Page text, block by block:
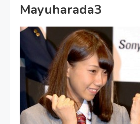
Mayuharada3